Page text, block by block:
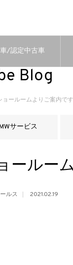
/認定中古車
Blog
ョールームよりご案内です
サービス
ールー
ルス 2021.02.19